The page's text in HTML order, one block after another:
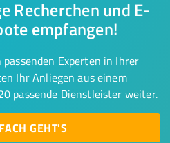
Recherchen und E-
empfangen!
Experten in Ihrer
Ihr Anliegen aus einem
passende Dienstleister weiter.
GEHT'S